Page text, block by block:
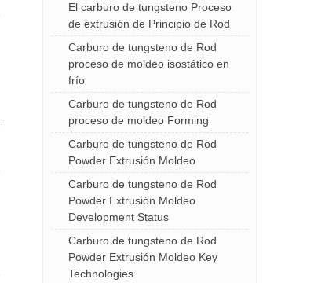
El carburo de tungsteno Proceso
de extrusión de Principio de Rod
Carburo de tungsteno de Rod
proceso de moldeo isostático en
frío
Carburo de tungsteno de Rod
proceso de moldeo Forming
Carburo de tungsteno de Rod
Powder Extrusión Moldeo
Carburo de tungsteno de Rod
Powder Extrusión Moldeo
Development Status
Carburo de tungsteno de Rod
Powder Extrusión Moldeo Key
Technologies